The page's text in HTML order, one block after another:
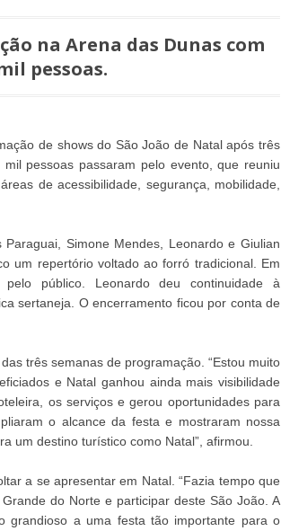
na Arena das Dunas com
pessoas.
de shows do São João de Natal após três
pessoas passaram pelo evento, que reuniu
de acessibilidade, segurança, mobilidade,
Simone Mendes, Leonardo e Giulian
um repertório voltado ao forró tradicional. Em
pelo público. Leonardo deu continuidade à
sertaneja. O encerramento ficou por conta de
três semanas de programação. “Estou muito
e Natal ganhou ainda mais visibilidade
os serviços e gerou oportunidades para
o alcance da festa e mostraram nossa
um destino turístico como Natal”, afirmou.
a se apresentar em Natal. “Fazia tempo que
do Norte e participar deste São João. A
grandioso a uma festa tão importante para o